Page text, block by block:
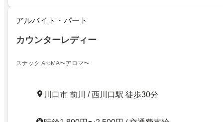
アルバイト・パート
カウンターレディー
スナック AroMA〜アロマ〜
川口市 前川 / 西川口駅 徒歩30分